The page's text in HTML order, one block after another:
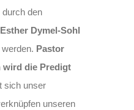
den
Dymel-Sohl
werden. Pastor
wird die Predigt
sich unser
unseren